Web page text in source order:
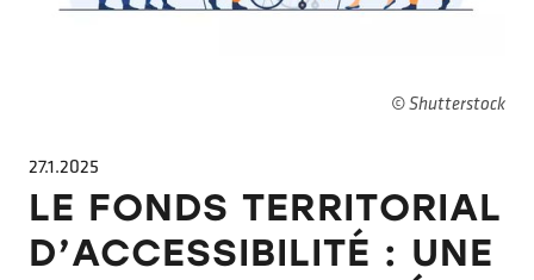
© Shutterstock
27.1.2025
LE FONDS TERRITORIAL
D’ACCESSIBILITÉ : UNE